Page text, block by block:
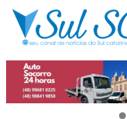
Skip
content